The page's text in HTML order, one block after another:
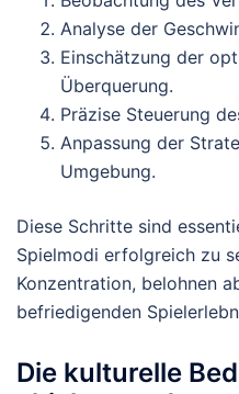
Analyse der
Einschätzung der
Überquerung.
Präzise Steuerung
Anpassung der
Umgebung.
Diese Schritte sind
Spielmodi erfolgreich zu
Konzentration, belohnen
befriedigenden
Die kulturelle